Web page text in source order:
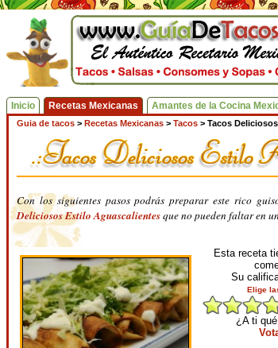
Inicio Recetas Mexicanas Amantes de la Cocina
Guia de tacos > Recetas Mexicanas > Tacos > Tacos
Con los siguientes pasos podrás preparar este rico
Deliciosos Estilo Aguascalientesque no pueden faltar en
Esta receta
Su
Elige
¿A ti